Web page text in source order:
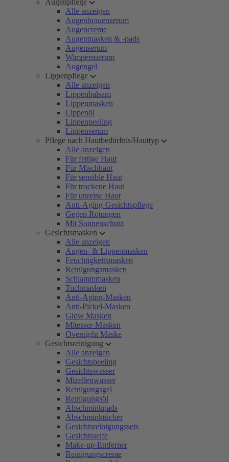
Augenpflege
Alle anzeigen
Augenbrauenserum
Augencreme
Augenmasken & -pads
Augenserum
Wimpernserum
Augengel
Lippenpflege
Alle anzeigen
Lippenbalsam
Lippenmasken
Lippenöl
Lippenpeeling
Lippenserum
Pflege nach Hautbedürfnis/Hauttyp
Alle anzeigen
Für fettige Haut
Für Mischhaut
Für sensible Haut
Für trockene Haut
Für unreine Haut
Anti-Aging-Gesichtspflege
Gegen Rötungen
Mit Sonnenschutz
Gesichtsmasken
Alle anzeigen
Augen- & Lippenmasken
Feuchtigkeitsmasken
Reinigungsmasken
Schlammmasken
Tuchmasken
Anti-Aging-Masken
Anti-Pickel-Masken
Glow Masken
Mitesser-Masken
Overnight Maske
Gesichtsreinigung
Alle anzeigen
Gesichtspeeling
Gesichtswasser
Mizellenwasser
Reinigungsgel
Reinigungsöl
Abschminkpads
Abschminktücher
Gesichtsreinigungssets
Gesichtsseife
Make-up-Entferner
Reinigungscreme